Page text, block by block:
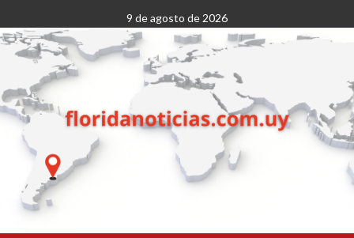
al
contenido
9 de agosto de 2026